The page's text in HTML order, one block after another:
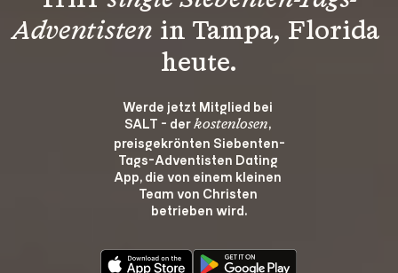
Adventisten in Tampa, Florida
heute.
Werde jetzt Mitglied bei
SALT - der kostenlosen,
preisgekrönten Siebenten-
Tags-Adventisten Dating
App, die von einem kleinen
Team von Christen
betrieben wird.